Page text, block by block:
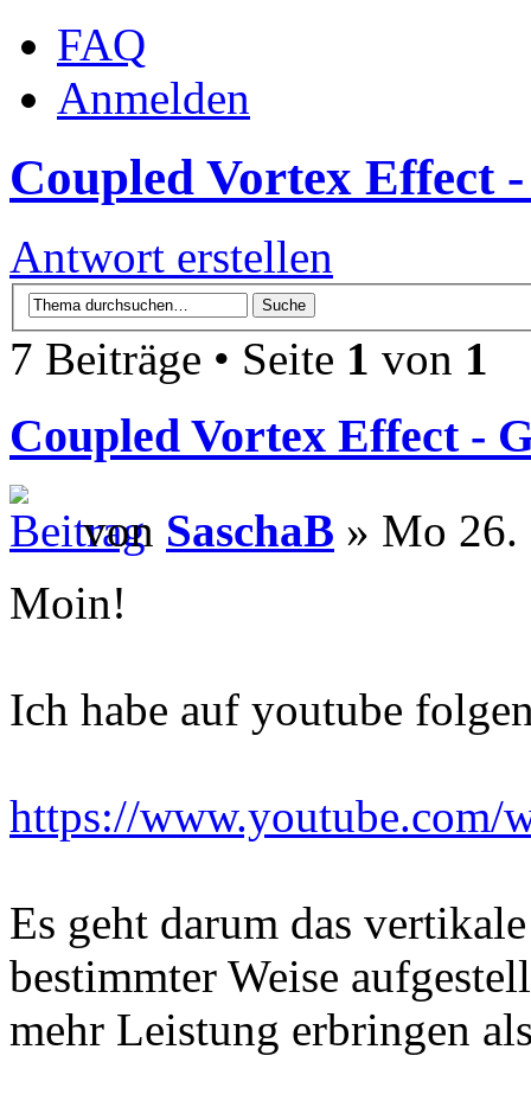
FAQ
Anmelden
Coupled Vortex Effect
Antwort erstellen
7 Beiträge • Seite 1 von 1
Coupled Vortex Effect -
von SaschaB » Mo 26.
Moin!
Ich habe auf youtube
https://www.youtube.com/
Es geht darum das
bestimmter Weise
mehr Leistung erbringen